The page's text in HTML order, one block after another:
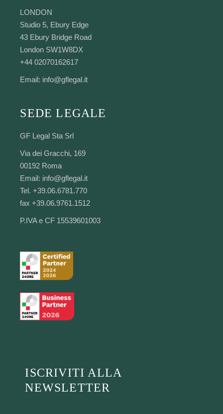
LONDON
Studio 5, Ebury Edge
43 Ebury Bridge Road
London SW1W8DX
+44 02070162617
Email: info@gflegal.it
SEDE LEGALE
GF Legal Sta Srl
Via dei Gracchi, 169
00192 Roma
Email: info@gflegal.it
Tel. +39.06.6781.770
fax +39.06.9761.1512
P.IVA e CF 15539601003
ISCRIVITI ALLA
NEWSLETTER